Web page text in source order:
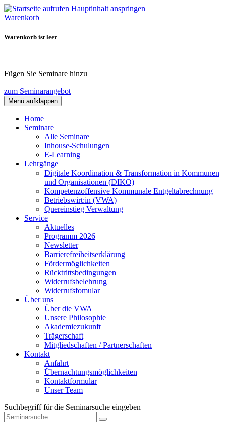
Hauptinhalt anspringen
Warenkorb
Warenkorb ist leer
Fügen Sie Seminare hinzu
zum Seminarangebot
Menü aufklappen
Home
Seminare
Alle Seminare
Inhouse-Schulungen
E-Learning
Lehrgänge
Digitale Koordination & Transformation in Kommunen
und Organisationen (DIKO)
Kompetenzoffensive Kommunale Entgeltabrechnung
Betriebswirt:in (VWA)
Quereinstieg Verwaltung
Service
Aktuelles
Programm 2026
Newsletter
Barrierefreiheitserklärung
Fördermöglichkeiten
Rücktrittsbedingungen
Widerrufsbelehrung
Widerrufsfomular
Über uns
Über die VWA
Unsere Philosophie
Akademiezukunft
Trägerschaft
Mitgliedschaften / Partnerschaften
Kontakt
Anfahrt
Übernachtungsmöglichkeiten
Kontaktformular
Unser Team
Suchbegriff für die Seminarsuche eingeben